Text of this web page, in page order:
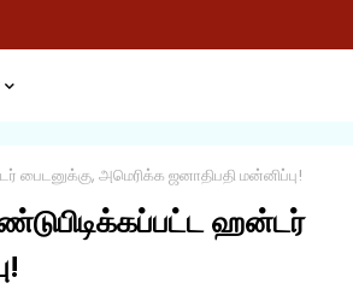
அமெரிக்க ஜனாதிபதி மன்னிப்பு!
ஹன்டர்